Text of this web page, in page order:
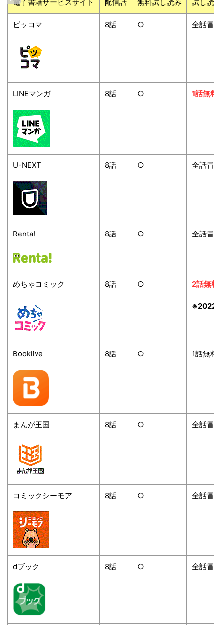
電子書籍サービスサイト 配信話 無料試し読み 試し読
ピッコマ 8話 ○ 全話冒
LINEマンガ 8話 ○ 1話無料
U-NEXT 8話 ○ 全話冒
Renta! 8話 ○ 全話冒
めちゃコミック 8話 ○ 2話無料
※2022/
Booklive 8話 ○ 1話無料
まんが王国 8話 ○ 全話冒
コミックシーモア 8話 ○ 全話冒
dブック 8話 ○ 全話冒